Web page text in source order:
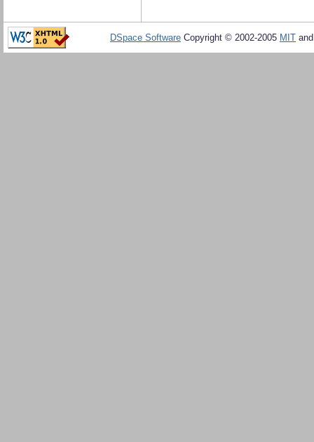
DSpace Software Copyright © 2002-2005 MIT